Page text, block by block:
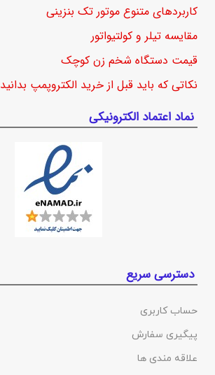
کاربردهای متنوع موتور تک بنزینی
مقایسه تیلر و کولتیواتور
قیمت دستگاه شخم زن کوچک
نکاتی که باید قبل از خرید الکتروپمپ بدانید
نماد اعتماد الکترونیکی
دسترسی سریع
حساب کاربری
پیگیری سفارش
علاقه مندی ها